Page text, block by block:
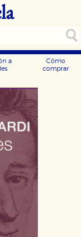
a
Cómo
comprar